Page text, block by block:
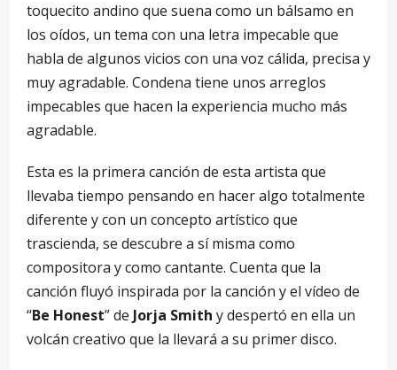
toquecito andino que suena como un bálsamo en
los oídos, un tema con una letra impecable que
habla de algunos vicios con una voz cálida, precisa y
muy agradable. Condena tiene unos arreglos
impecables que hacen la experiencia mucho más
agradable.
Esta es la primera canción de esta artista que
llevaba tiempo pensando en hacer algo totalmente
diferente y con un concepto artístico que
trascienda, se descubre a sí misma como
compositora y como cantante. Cuenta que la
canción fluyó inspirada por la canción y el vídeo de
“Be Honest” de Jorja Smith y despertó en ella un
volcán creativo que la llevará a su primer disco.